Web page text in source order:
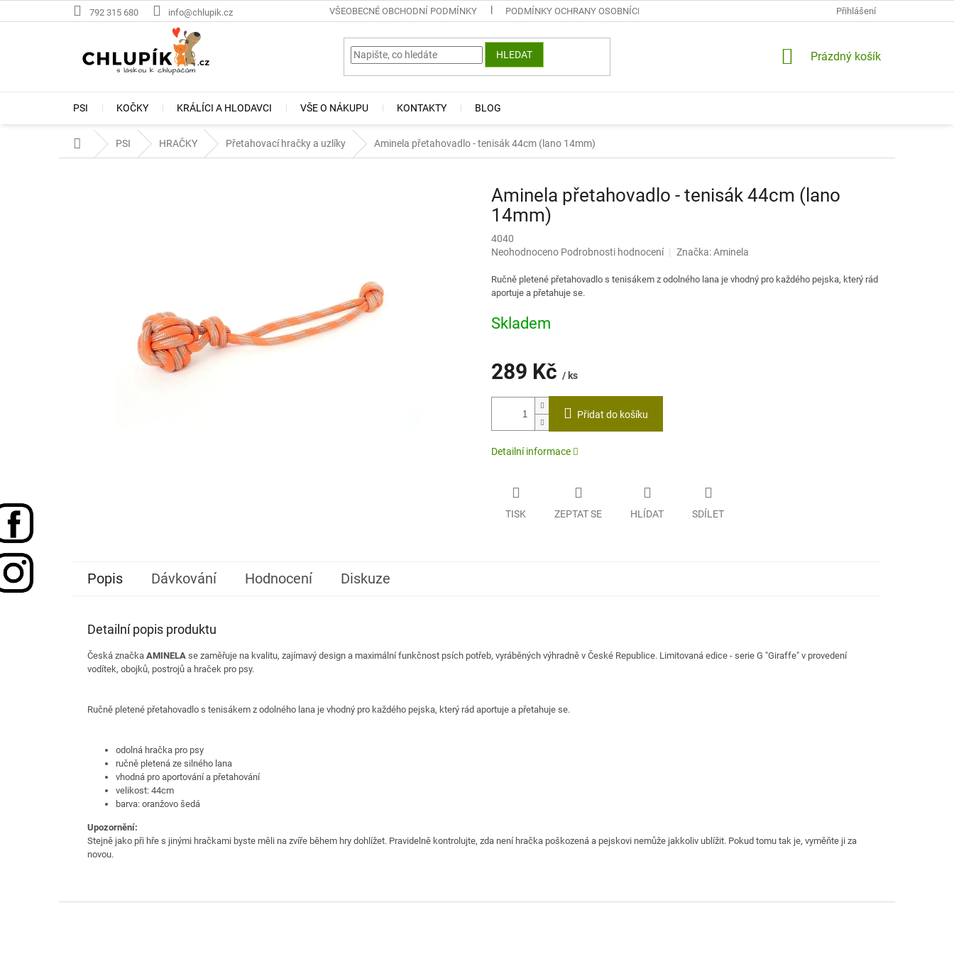
na
792 315 680 info@chlupik.cz VŠEOBECNÉ OBCHODNÍ PODMÍNKY PODMÍNKY OCHRANY OSOBNÍCH ÚDAJŮ DOPRAVA A PLATBY
Přihlášení
HLEDAT
NÁKUPNÍ
Prázdný košík
PSI KOČKY KRÁLÍCI A HLODAVCI VŠE O NÁKUPU KONTAKTY BLOG
Domů PSI HRAČKY Přetahovací hračky a uzlíky Aminela přetahovadlo - tenisák 44cm (lano 14mm)
Aminela přetahovadlo - tenisák 44cm (lano
14mm)
4040
Průměrné
produktu
je
z
5
Neohodnoceno Podrobnosti hodnocení Značka:Aminela
Ručně pletené přetahovadlo s tenisákem z odolného lana je vhodný pro každého pejska, který rád
aportuje a přetahuje se.
Skladem
289 Kč / ks
Měrná
Přidat do košíku
Detailní informace
TISK ZEPTAT SE HLÍDAT SDÍLET
Popis Dávkování Hodnocení Diskuze
Detailní popis produktu
Česká značka AMINELA se zaměřuje na kvalitu, zajímavý design a maximální funkčnost psích potřeb, vyráběných výhradně v České Republice. Limitovaná edice - serie G "Giraffe" v provedení
vodítek, obojků, postrojů a hraček pro psy.
Ručně pletené přetahovadlo s tenisákem z odolného lana je vhodný pro každého pejska, který rád aportuje a přetahuje se.
odolná hračka pro psy
ručně pletená ze silného lana
vhodná pro aportování a přetahování
velikost: 44cm
barva: oranžovo šedá
Upozornění:
Stejně jako při hře s jinými hračkami byste měli na zvíře během hry dohlížet. Pravidelně kontrolujte, zda není hračka poškozená a pejskovi nemůže jakkoliv ublížit. Pokud tomu tak je, vyměňte ji za
novou.